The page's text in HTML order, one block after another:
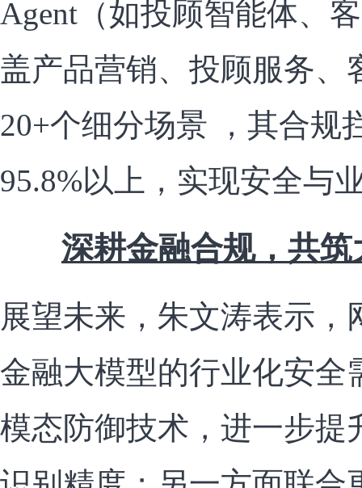
Agent（如投顾智能体、
盖产品营销、投顾服务、
20+个细分场景 ，其合规
95.8%以上，实现安全与
深耕金融合规，共
展望未来，朱文涛表示，
金融大模型的行业化安全
模态防御技术，进一步提